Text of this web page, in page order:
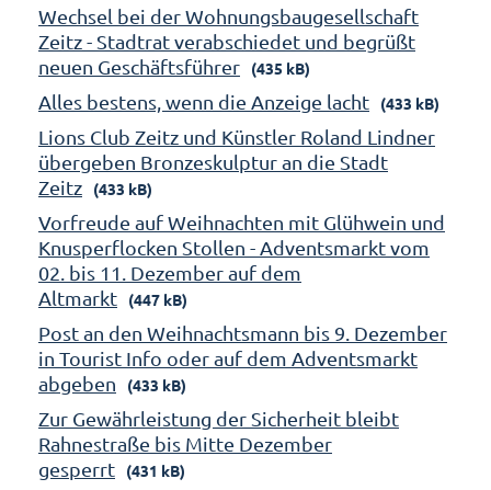
Wechsel bei der Wohnungsbaugesellschaft
Zeitz - Stadtrat verabschiedet und begrüßt
neuen Geschäftsführer
(435 kB)
Alles bestens, wenn die Anzeige lacht (433 kB)
Lions Club Zeitz und Künstler Roland Lindner
übergeben Bronzeskulptur an die Stadt
Zeitz
(433 kB)
Vorfreude auf Weihnachten mit Glühwein und
Knusperflocken Stollen - Adventsmarkt vom
02. bis 11. Dezember auf dem
Altmarkt
(447 kB)
Post an den Weihnachtsmann bis 9. Dezember
in Tourist Info oder auf dem Adventsmarkt
abgeben
(433 kB)
Zur Gewährleistung der Sicherheit bleibt
Rahnestraße bis Mitte Dezember
gesperrt
(431 kB)